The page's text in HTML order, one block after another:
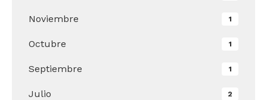
Noviembre 1
Octubre 1
Septiembre 1
Julio 2